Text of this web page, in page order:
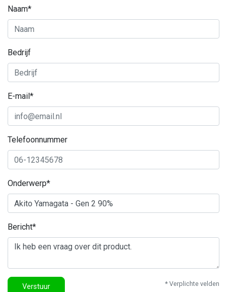
Naam*
Bedrijf
E-mail*
Telefoonnummer
Onderwerp*
Bericht*
Verstuur * Verplichte velden